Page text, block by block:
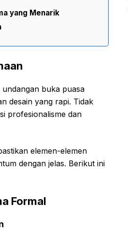
yang Menarik
buka puasa
desain yang rapi. Tidak
profesionalisme dan
elemen-elemen
dengan jelas. Berikut ini
Formal